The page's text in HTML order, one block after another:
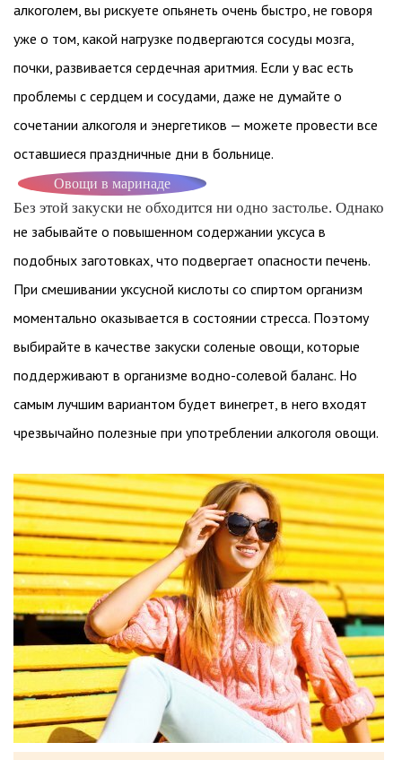
алкоголем, вы рискуете опьянеть очень быстро, не говоря
уже о том, какой нагрузке подвергаются сосуды мозга,
почки, развивается сердечная аритмия. Если у вас есть
проблемы с сердцем и сосудами, даже не думайте о
сочетании алкоголя и энергетиков — можете провести все
оставшиеся праздничные дни в больнице.
Овощи в маринаде
Без этой закуски не обходится ни одно застолье. Однако
не забывайте о повышенном содержании уксуса в
подобных заготовках, что подвергает опасности печень.
При смешивании уксусной кислоты со спиртом организм
моментально оказывается в состоянии стресса. Поэтому
выбирайте в качестве закуски соленые овощи, которые
поддерживают в организме водно-солевой баланс. Но
самым лучшим вариантом будет винегрет, в него входят
чрезвычайно полезные при употреблении алкоголя овощи.